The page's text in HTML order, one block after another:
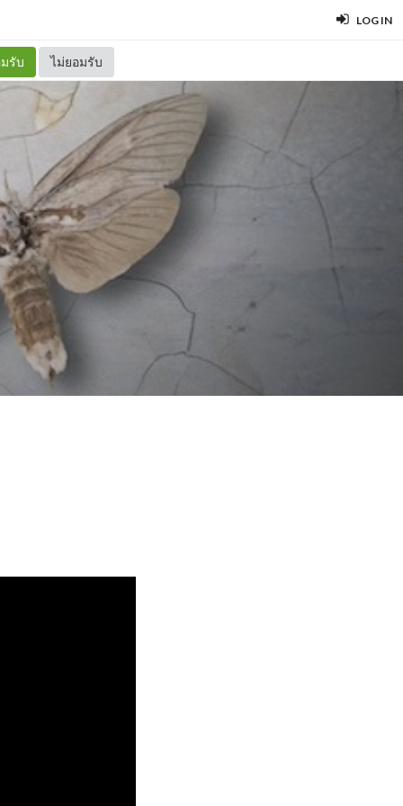
LOG IN
รับ ไม่ยอมรับ